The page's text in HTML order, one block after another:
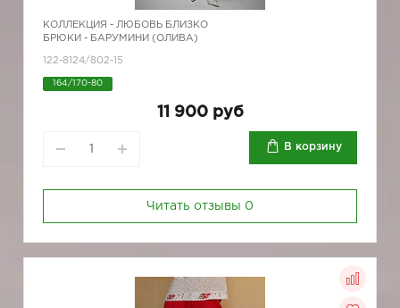
КОЛЛЕКЦИЯ - ЛЮБОВЬ БЛИЗКО
БРЮКИ - БАРУМИНИ (ОЛИВА)
122-8124/802-15
164/170-80
11 900 руб
В корзину
Читать отзывы 0